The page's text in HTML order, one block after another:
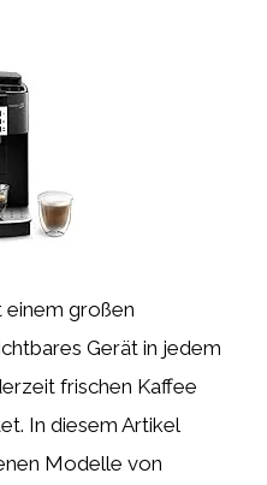
großen
Gerät in jedem
frischen Kaffee
In diesem Artikel
Modelle von